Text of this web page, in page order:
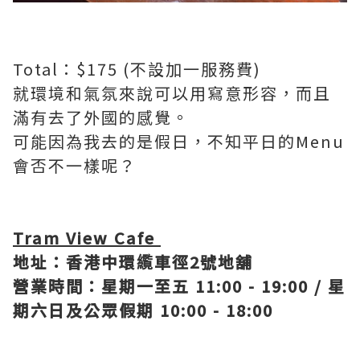
Total：$175 (不設加一服務費)
就環境和氣氛來說可以用寫意形容，而且
滿有去了外國的感覺。
可能因為我去的是假日，不知平日的Menu
會否不一樣呢？
Tram View Cafe
地址：香港中環䌫車徑2號地舖
營業時間：星期一至五 11:00 - 19:00 / 星
期六日及公眾假期 10:00 - 18:00